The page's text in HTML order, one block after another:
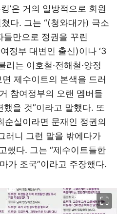
’은 거의 일방적으로 회원
다. 그는 “(청와대가) 극소
만으로 정권을 꾸린
정부 대변인 출신)이나 ‘3
리는 이호철·전해철·양정
제수이트의 본색을 드러
참여정부의 오랜 멤버들
을 것”이라고 말했다. 또
순실이라면 문재인 정권의
러니 그런 말을 밖에다가
했다. 그는 “제수이트들한
가 조국”이라고 주장했다.